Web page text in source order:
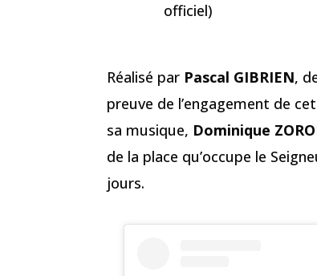
officiel)
Réalisé par Pascal GIBRIEN,
preuve de l’engagement de
sa musique, Dominique
de la place qu’occupe le
jours.